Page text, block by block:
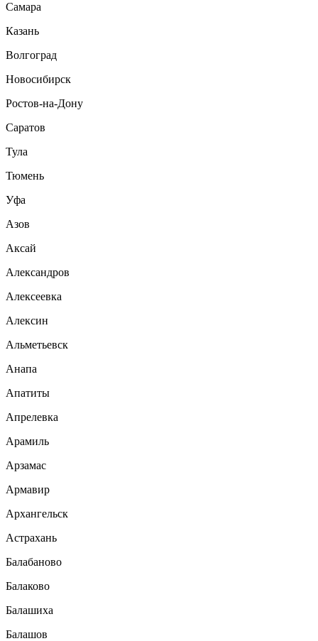
Самара
Казань
Волгоград
Новосибирск
Ростов-на-Дону
Саратов
Тула
Тюмень
Уфа
Азов
Аксай
Александров
Алексеевка
Алексин
Альметьевск
Анапа
Апатиты
Апрелевка
Арамиль
Арзамас
Армавир
Архангельск
Астрахань
Балабаново
Балаково
Балашиха
Балашов